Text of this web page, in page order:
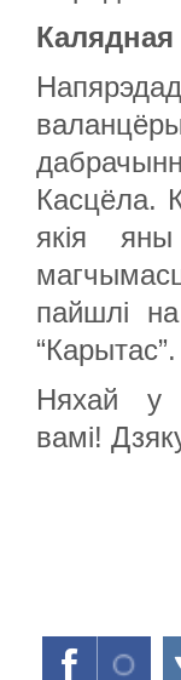
Касцёла.
якія
пайшлі
“Карытас”.
Няхай у
вамі!